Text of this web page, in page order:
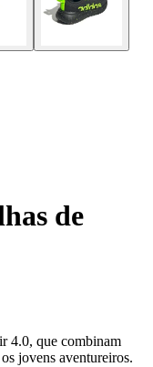
de
4.0, que combinam
jovens aventureiros.